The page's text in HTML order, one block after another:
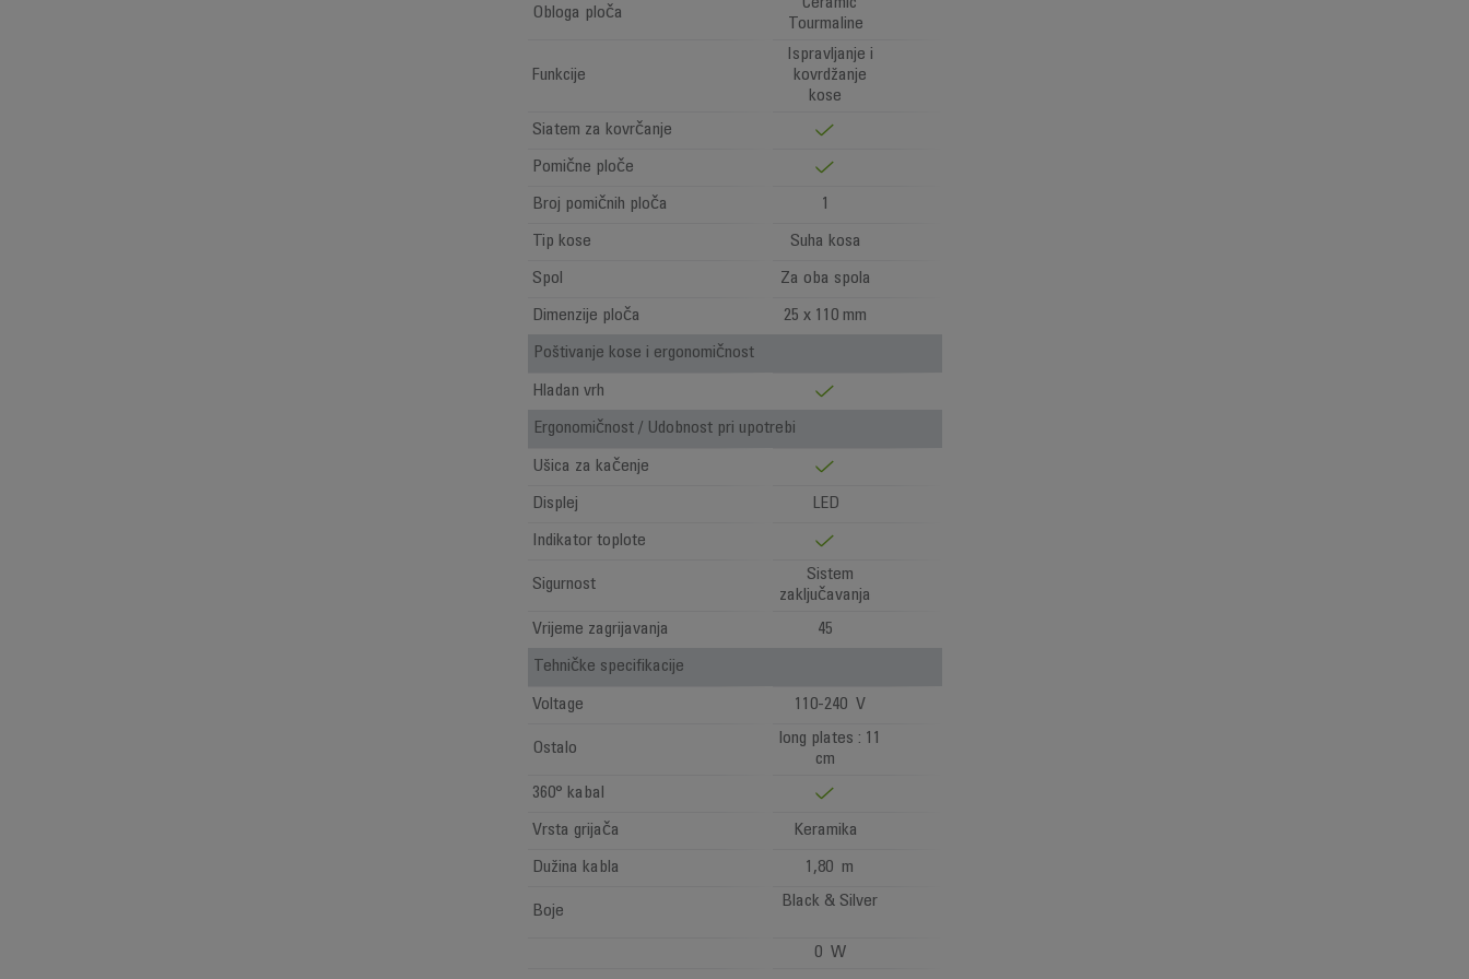
Obloga ploča
Tourmaline
Funkcije
Ispravljanje i
kovrdžanje
kose
Siatem za kovrčanje
Pomične ploče
Broj pomičnih ploča 1
Tip kose Suha kosa
Spol Za oba spola
Dimenzije ploča 25 x 110 mm
Poštivanje kose i ergonomičnost
Hladan vrh
Ergonomičnost / Udobnost pri upotrebi
Ušica za kačenje
Displej LED
Indikator toplote
Sigurnost
Sistem
zaključavanja
Vrijeme zagrijavanja
45
Tehničke specifikacije
Voltage 110-240 V
Ostalo
long plates : 11
cm
360° kabal
Vrsta grijača Keramika
Dužina kabla 1,80 m
Boje
Black & Silver
0 W